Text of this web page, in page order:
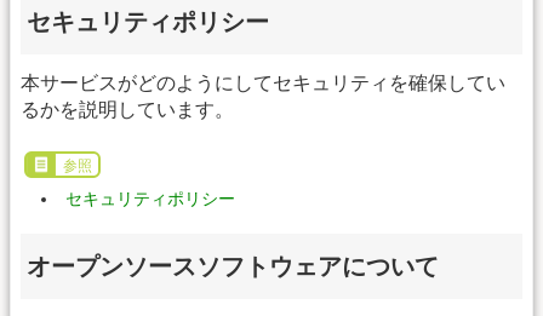
セキュリティポリシー
本サービスがどのようにしてセキュリティを確保してい
るかを説明しています。
参照
セキュリティポリシー
オープンソースソフトウェアについて